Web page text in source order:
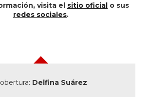
visita el sitio oficial o sus
redes sociales.
Delfina Suárez